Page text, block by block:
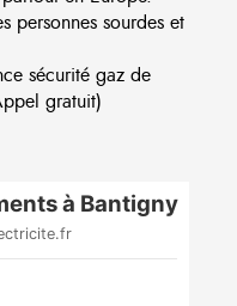
personnes sourdes et
sécurité gaz de
gratuit)
à Bantigny